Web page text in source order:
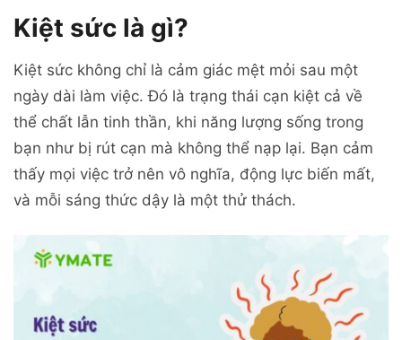
Kiệt sức là gì?
Kiệt sức không chỉ là cảm giác mệt mỏi sau một
ngày dài làm việc. Đó là trạng thái cạn kiệt cả về
thể chất lẫn tinh thần, khi năng lượng sống trong
bạn như bị rút cạn mà không thể nạp lại. Bạn cảm
thấy mọi việc trở nên vô nghĩa, động lực biến mất,
và mỗi sáng thức dậy là một thử thách.